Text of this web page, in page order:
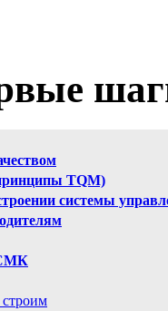
TQM)
системы